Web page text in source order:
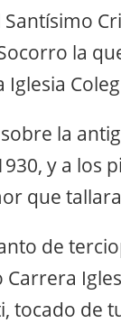
la
Iglesia
la
y a los
que
de
tocado de